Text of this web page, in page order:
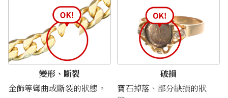
變形、斷裂
金飾等彎曲或斷裂的狀態。
破損
寶石掉落、部分缺損的狀